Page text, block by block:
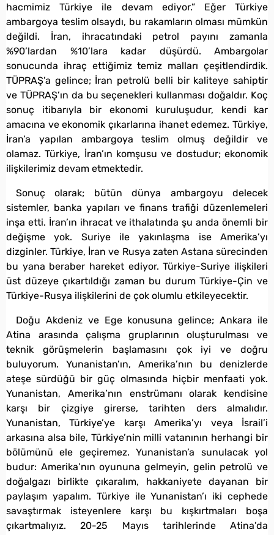
hacmimiz Türkiye ile devam ediyor.” Eğer Türkiye
ambargoya teslim olsaydı, bu rakamların olması mümkün
değildi. İran, ihracatındaki petrol payını zamanla
%90’lardan %10’lara kadar düşürdü. Ambargolar
sonucunda ihraç ettiğimiz temiz malları çeşitlendirdik.
TÜPRAŞ’a gelince; İran petrolü belli bir kaliteye sahiptir
ve TÜPRAŞ’ın da bu seçenekleri kullanması doğaldır. Koç
sonuç itibarıyla bir ekonomi kuruluşudur, kendi kar
amacına ve ekonomik çıkarlarına ihanet edemez. Türkiye,
İran’a yapılan ambargoya teslim olmuş değildir ve
olamaz. Türkiye, İran’ın komşusu ve dostudur; ekonomik
ilişkilerimiz devam etmektedir.
Sonuç olarak; bütün dünya ambargoyu delecek
sistemler, banka yapıları ve finans trafiği düzenlemeleri
inşa etti. İran’ın ihracat ve ithalatında şu anda önemli bir
değişme yok. Suriye ile yakınlaşma ise Amerika’yı
dizginler. Türkiye, İran ve Rusya zaten Astana sürecinden
bu yana beraber hareket ediyor. Türkiye-Suriye ilişkileri
üst düzeye çıkartıldığı zaman bu durum Türkiye-Çin ve
Türkiye-Rusya ilişkilerini de çok olumlu etkileyecektir.
Doğu Akdeniz ve Ege konusuna gelince; Ankara ile
Atina arasında çalışma gruplarının oluşturulması ve
teknik görüşmelerin başlamasını çok iyi ve doğru
buluyorum. Yunanistan’ın, Amerika’nın bu denizlerde
ateşe sürdüğü bir güç olmasında hiçbir menfaati yok.
Yunanistan, Amerika’nın enstrümanı olarak kendisine
karşı bir çizgiye girerse, tarihten ders almalıdır.
Yunanistan, Türkiye’ye karşı Amerika’yı veya İsrail’i
arkasına alsa bile, Türkiye’nin milli vatanının herhangi bir
bölümünü ele geçiremez. Yunanistan’a sunulacak yol
budur: Amerika’nın oyununa gelmeyin, gelin petrolü ve
doğalgazı birlikte çıkaralım, hakkaniyete dayanan bir
paylaşım yapalım. Türkiye ile Yunanistan’ı iki cephede
savaştırmak isteyenlere karşı bu kışkırtmaları boşa
çıkartmalıyız. 20-25 Mayıs tarihlerinde Atina’da